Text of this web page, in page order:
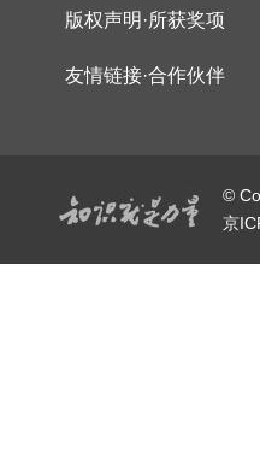
版权声明·所获奖项
友情链接·合作伙伴
©
京